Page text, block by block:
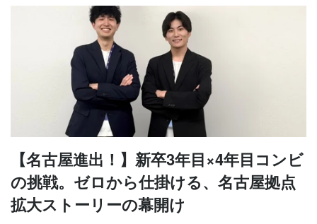
【名古屋進出！】新卒3年目×4年目コンビ
の挑戦。ゼロから仕掛ける、名古屋拠点
拡大ストーリーの幕開け